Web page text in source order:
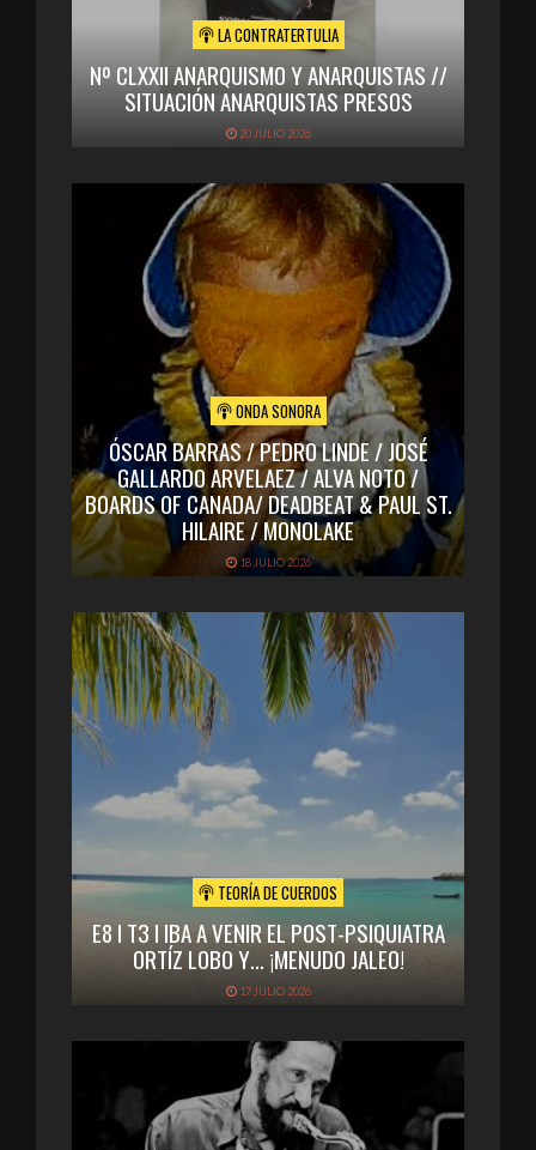
LA CONTRATERTULIA
Nº CLXXII ANARQUISMO Y ANARQUISTAS //
SITUACIÓN ANARQUISTAS PRESOS
20 JULIO 2026
ONDA SONORA
ÓSCAR BARRAS / PEDRO LINDE / JOSÉ
GALLARDO ARVELAEZ / ALVA NOTO /
BOARDS OF CANADA/ DEADBEAT & PAUL ST.
HILAIRE / MONOLAKE
18 JULIO 2026
TEORÍA DE CUERDOS
E8 I T3 I IBA A VENIR EL POST-PSIQUIATRA
ORTÍZ LOBO Y… ¡MENUDO JALEO!
17 JULIO 2026